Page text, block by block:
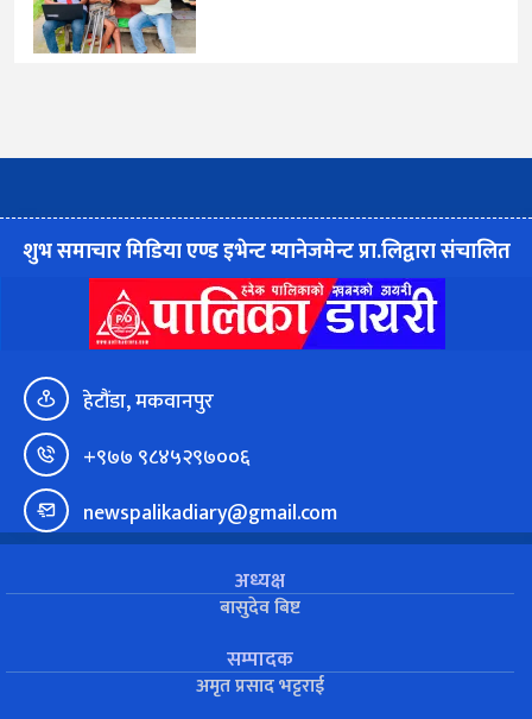
शुभ समाचार मिडिया एण्ड इभेन्ट म्यानेजमेन्ट प्रा.लिद्वारा संचालित
हेटौंडा, मकवानपुर
+९७७ ९८४५२९७००६
newspalikadiary@gmail.com
अध्यक्ष
बासुदेव बिष्ट
सम्पादक
अमृत प्रसाद भट्टराई